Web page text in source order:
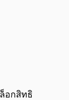
อกสิทธิ